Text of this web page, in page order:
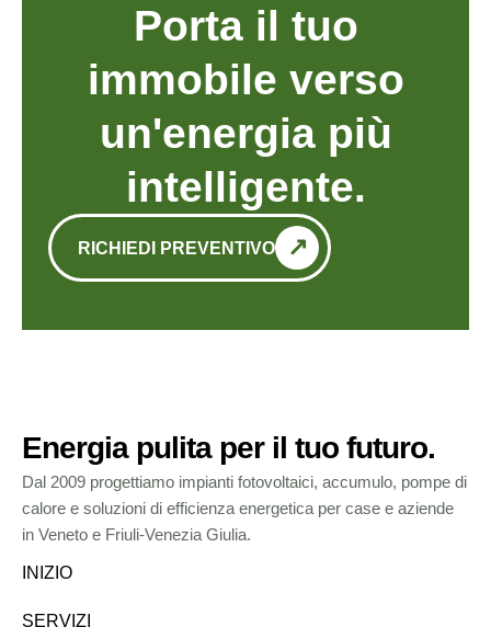
Porta il tuo
immobile verso
un'energia più
intelligente.
RICHIEDI PREVENTIVO
Energia pulita per il tuo futuro.
Dal 2009 progettiamo impianti fotovoltaici, accumulo, pompe di
calore e soluzioni di efficienza energetica per case e aziende
in Veneto e Friuli-Venezia Giulia.
INIZIO
SERVIZI